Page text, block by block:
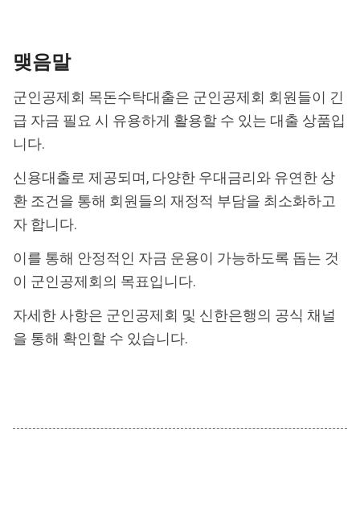
맺음말
군인공제회 목돈수탁대출은 군인공제회 회원들이 긴
급 자금 필요 시 유용하게 활용할 수 있는 대출 상품입
니다.
신용대출로 제공되며, 다양한 우대금리와 유연한 상
환 조건을 통해 회원들의 재정적 부담을 최소화하고
자 합니다.
이를 통해 안정적인 자금 운용이 가능하도록 돕는 것
이 군인공제회의 목표입니다.
자세한 사항은 군인공제회 및 신한은행의 공식 채널
을 통해 확인할 수 있습니다.